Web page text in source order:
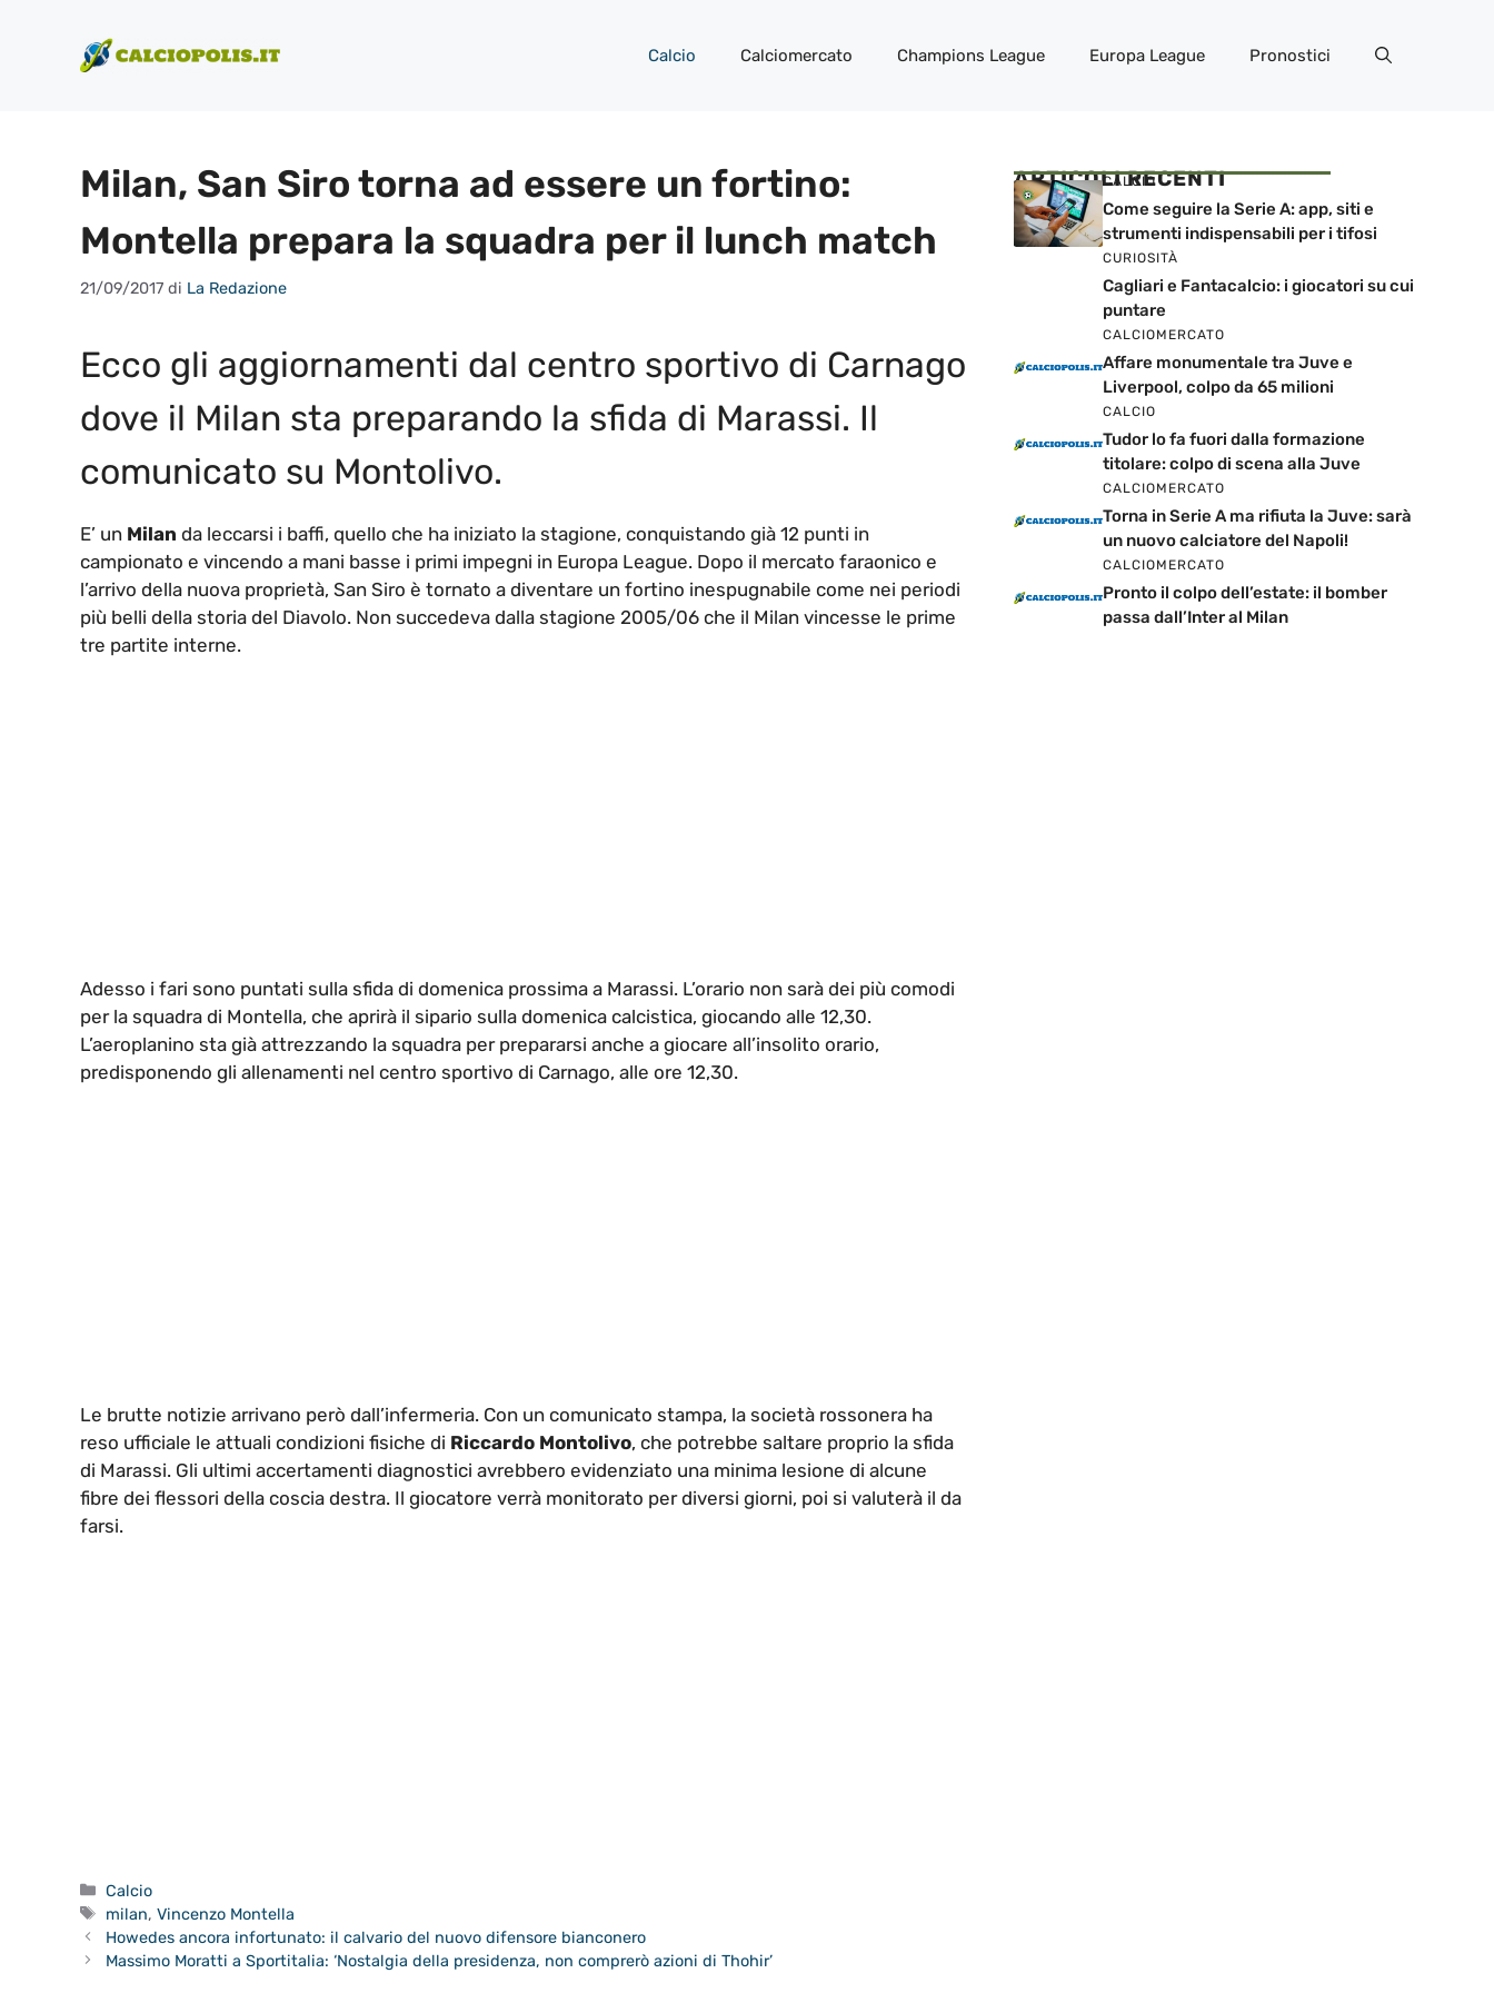
contenuto
Calcio Calciomercato Champions League Europa League Pronostici
Milan, San Siro torna ad essere un fortino:
Montella prepara la squadra per il lunch match
21/09/2017 di La Redazione
Ecco gli aggiornamenti dal centro sportivo di Carnago
dove il Milan sta preparando la sfida di Marassi. Il
comunicato su Montolivo.
E’ un Milan da leccarsi i baffi, quello che ha iniziato la stagione, conquistando già 12 punti in
campionato e vincendo a mani basse i primi impegni in Europa League. Dopo il mercato faraonico e
l’arrivo della nuova proprietà, San Siro è tornato a diventare un fortino inespugnabile come nei periodi
più belli della storia del Diavolo. Non succedeva dalla stagione 2005/06 che il Milan vincesse le prime
tre partite interne.
Adesso i fari sono puntati sulla sfida di domenica prossima a Marassi. L’orario non sarà dei più comodi
per la squadra di Montella, che aprirà il sipario sulla domenica calcistica, giocando alle 12,30.
L’aeroplanino sta già attrezzando la squadra per prepararsi anche a giocare all’insolito orario,
predisponendo gli allenamenti nel centro sportivo di Carnago, alle ore 12,30.
Le brutte notizie arrivano però dall’infermeria. Con un comunicato stampa, la società rossonera ha
reso ufficiale le attuali condizioni fisiche di Riccardo Montolivo, che potrebbe saltare proprio la sfida
di Marassi. Gli ultimi accertamenti diagnostici avrebbero evidenziato una minima lesione di alcune
fibre dei flessori della coscia destra. Il giocatore verrà monitorato per diversi giorni, poi si valuterà il da
farsi.
Categorie
Calcio
Tag
milan,Vincenzo Montella
Howedes ancora infortunato: il calvario del nuovo difensore bianconero
Massimo Moratti a Sportitalia: ‘Nostalgia della presidenza, non comprerò azioni di Thohir’
ARTICOLI RECENTI
CALCIO
Come seguire la Serie A: app, siti e
strumenti indispensabili per i tifosi
CURIOSITÀ
Cagliari e Fantacalcio: i giocatori su cui
puntare
CALCIOMERCATO
Affare monumentale tra Juve e
Liverpool, colpo da 65 milioni
CALCIO
Tudor lo fa fuori dalla formazione
titolare: colpo di scena alla Juve
CALCIOMERCATO
Torna in Serie A ma rifiuta la Juve: sarà
un nuovo calciatore del Napoli!
CALCIOMERCATO
Pronto il colpo dell’estate: il bomber
passa dall’Inter al Milan